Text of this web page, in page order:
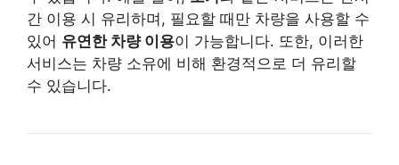
간 이용 시 유리하며, 필요할 때만 차량을 사용할 수
있어 유연한 차량 이용이 가능합니다. 또한, 이러한
서비스는 차량 소유에 비해 환경적으로 더 유리할
수 있습니다.